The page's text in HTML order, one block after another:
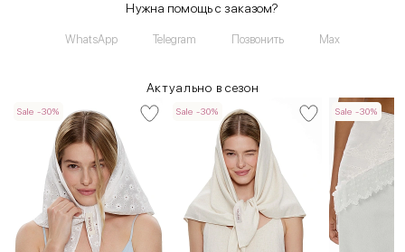
Нужна помощь с заказом?
WhatsApp Telegram Позвонить Max
Актуально в сезон
Sale -30% Sale -30% Sale -30%